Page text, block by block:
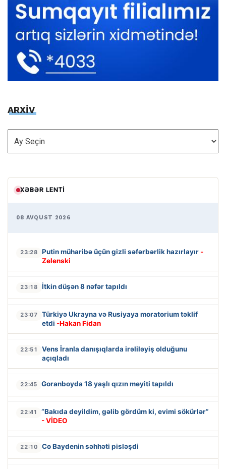
ARXİV
ARXİV
XƏBƏR LENTI
08 AVQUST 2026
23:28 Putin müharibə üçün gizli səfərbərlik hazırlayır -
Zelenski
23:18 İtkin düşən 8 nəfər tapıldı
23:07
Türkiyə Ukrayna və Rusiyaya moratorium təklif
etdi -Hakan Fidan
22:51
Vens İranla danışıqlarda irəliləyiş olduğunu
açıqladı
22:45 Goranboyda 18 yaşlı qızın meyiti tapıldı
22:41
“Bakıda deyildim, gəlib gördüm ki, evimi sökürlər”
- VİDEO
22:10 Co Baydenin səhhəti pisləşdi